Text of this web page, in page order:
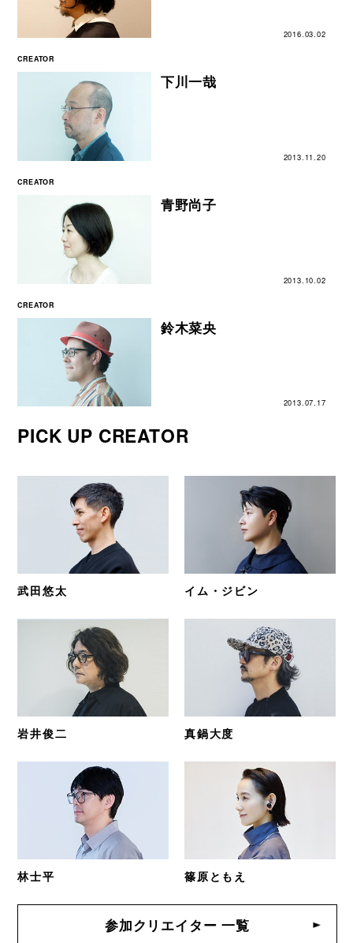
2016.03.02
CREATOR
下川一哉
2013.11.20
CREATOR
青野尚子
2013.10.02
CREATOR
鈴木菜央
2013.07.17
PICK UP CREATOR
武田悠太 イム・ジビン
岩井俊二 真鍋大度
林士平 篠原ともえ
参加クリエイター 一覧